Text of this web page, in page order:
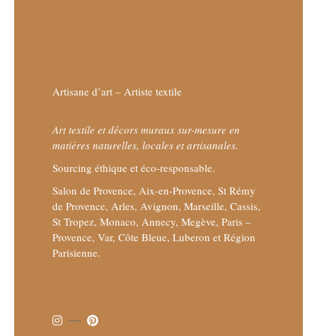
Artisane d’art – Artiste textile
Art textile et décors muraux sur-mesure en
matières naturelles, locales et artisanales.
Sourcing éthique et éco-responsable.
Salon de Provence, Aix-en-Provence, St Rémy
de Provence, Arles, Avignon, Marseille, Cassis,
St Tropez, Monaco, Annecy, Megève, Paris –
Provence, Var, Côte Bleue, Luberon et Région
Parisienne.